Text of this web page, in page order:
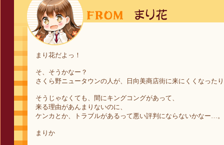
まり花だよっ！
そ、そうかなー？
さくら野ニュータウンの人が、日向美商店街に来にくくなった
そうじゃなくても、間にキングコングがあって、
来る理由があんまりないのに、
ケンカとか、トラブルがあるって悪い評判にならないかなー…。
まりか